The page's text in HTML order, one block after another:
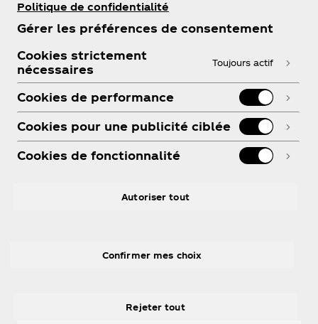
Politique de confidentialité
Gérer les préférences de consentement
Cookies strictement
nécessaires
Toujours actif
Cookies de performance
Cookies pour une publicité ciblée
Cookies de fonctionnalité
Autoriser tout
Rejeter tout
Confirmer mes choix